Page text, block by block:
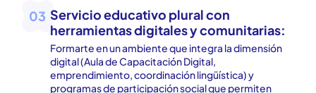
03 Servicio educativo plural con
herramientas digitales y comunitarias:
Formarte en un ambiente que integra la dimensión
digital (Aula de Capacitación Digital,
emprendimiento, coordinación lingüística) y
programas de participación social que permiten